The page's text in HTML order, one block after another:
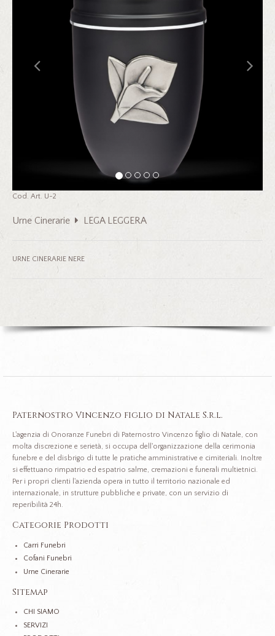
Cod. Art. U-2
Urne Cinerarie LEGA LEGGERA
URNE CINERARIE NERE
Paternostro Vincenzo figlio di Natale S.r.l.
L'agenzia di Onoranze Funebri di Paternostro Vincenzo figlio di Natale, con
molta discrezione e serietà, si occupa dell'organizzazione della cerimonia
funebre e del disbrigo di tutte le pratiche amministrative e cimiteriali. Inoltre
si effettuano rimpatrio ed espatrio salme, cremazioni e funerali multietnici.
Per i propri clienti l'azienda opera in tutto il territorio nazionale ed
internazionale, in strutture pubbliche e private, con un servizio di
reperibilità 24h.
Categorie Prodotti
Carri Funebri
Cofani Funebri
Urne Cinerarie
Sitemap
CHI SIAMO
SERVIZI